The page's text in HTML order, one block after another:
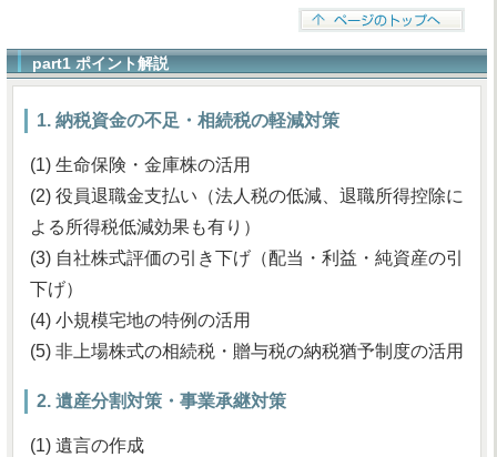
part1 ポイント解説
1. 納税資金の不足・相続税の軽減対策
(1) 生命保険・金庫株の活用
(2) 役員退職金支払い（法人税の低減、退職所得控除に
よる所得税低減効果も有り）
(3) 自社株式評価の引き下げ（配当・利益・純資産の引
下げ）
(4) 小規模宅地の特例の活用
(5) 非上場株式の相続税・贈与税の納税猶予制度の活用
2. 遺産分割対策・事業承継対策
(1) 遺言の作成